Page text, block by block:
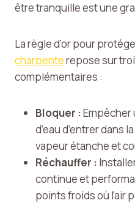
être tranquille est une
La règle d’or pour
charpenterepose sur
complémentaires :
Bloquer :Empêcher
d’eau d’entrer dans
vapeur étanche et
Réchauffer :
continue et
points froids où l’air